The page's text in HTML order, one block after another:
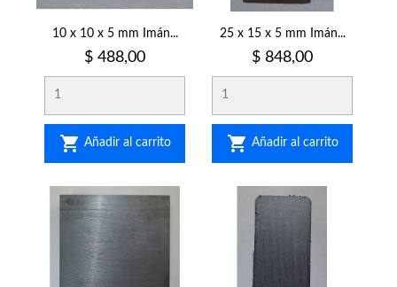
10 x 10 x 5 mm Imán...
Precio
$ 488,00
 Añadir al carrito
25 x 15 x 5 mm Imán...
Precio
$ 848,00
 Añadir al carrito